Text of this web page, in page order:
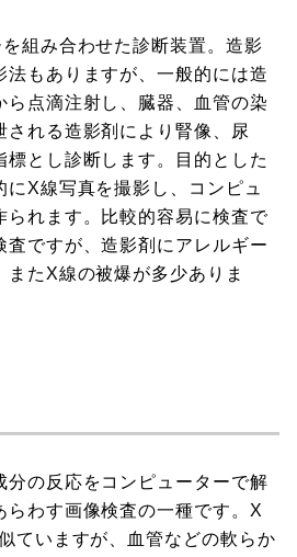
組み合わせた診断装置。造影
法もありますが、一般的には造
ら点滴注射し、臓器、血管の染
される造影剤により腎像、尿
標とし診断します。目的とした
X線写真を撮影し、コンピュ
られます。比較的容易に検査で
査ですが、造影剤にアレルギー
またX線の被爆が多少ありま
分の反応をコンピューターで解
らわす画像検査の一種です。X
ていますが、血管などの軟らか